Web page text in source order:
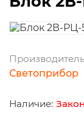
Производитель
Светоприбор